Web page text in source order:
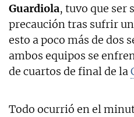
Guardiola, tuvo que ser
precaución tras sufrir
esto a poco más de dos
ambos equipos se
de cuartos de final de la
Todo ocurrió en el